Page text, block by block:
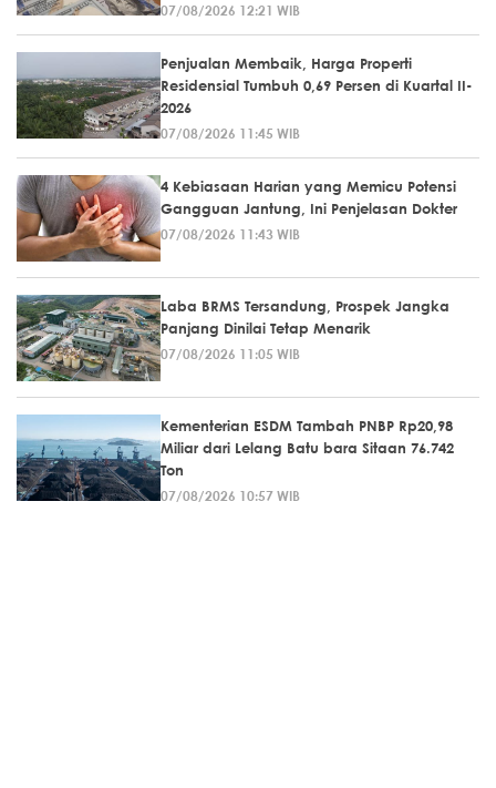
07/08/2026 12:21 WIB
Penjualan Membaik, Harga Properti
Residensial Tumbuh 0,69 Persen di Kuartal II-
2026
07/08/2026 11:45 WIB
4 Kebiasaan Harian yang Memicu Potensi
Gangguan Jantung, Ini Penjelasan Dokter
07/08/2026 11:43 WIB
Laba BRMS Tersandung, Prospek Jangka
Panjang Dinilai Tetap Menarik
07/08/2026 11:05 WIB
Kementerian ESDM Tambah PNBP Rp20,98
Miliar dari Lelang Batu bara Sitaan 76.742
Ton
07/08/2026 10:57 WIB